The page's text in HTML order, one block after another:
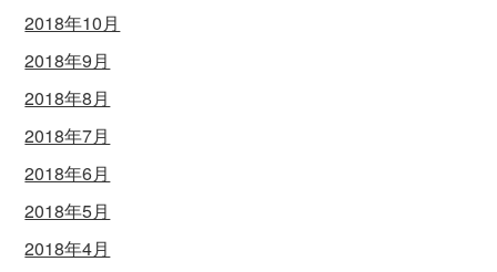
2018年10月
2018年9月
2018年8月
2018年7月
2018年6月
2018年5月
2018年4月